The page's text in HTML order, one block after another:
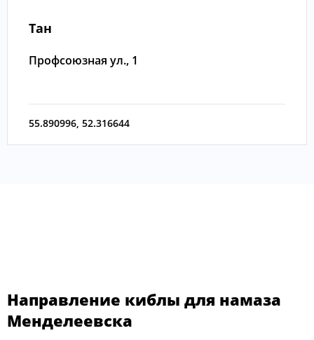
Тан
Профсоюзная ул., 1
55.890996, 52.316644
Направление киблы для намаза
Менделеевска